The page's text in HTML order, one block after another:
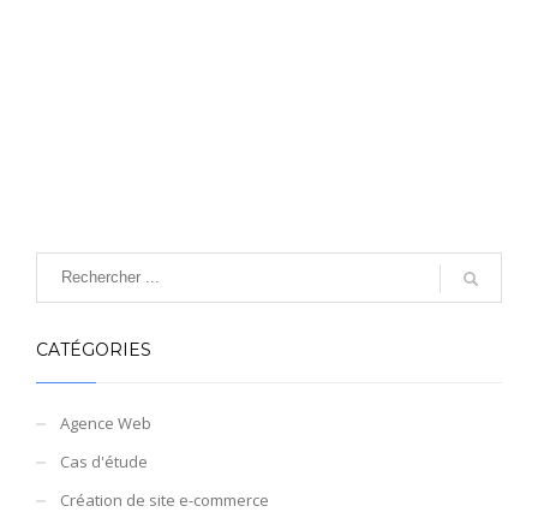
CATÉGORIES
Agence Web
Cas d'étude
Création de site e-commerce